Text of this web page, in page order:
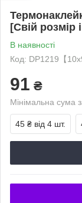
[Свій розмір
В наявності
Код: DP1219【
91 ₴
Мінімальна сума
45 ₴ від 4 шт.